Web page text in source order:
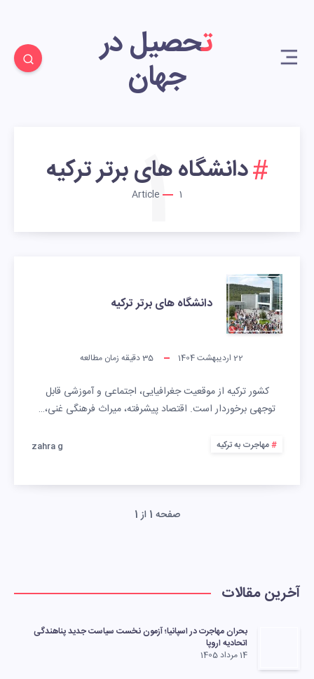
تحصیل در
جهان
دانشگاه‌ های برتر ترکیه
1
1
دانشگاه‌ های برتر ترکیه
22 اردیبهشت 1404 35دقیقه زمان مطالعه
کشور ترکیه از موقعیت جغرافیایی، اجتماعی و آموزشی قابل
توجهی برخوردار است. اقتصاد پیشرفته، میراث فرهنگی غنی،…
مهاجرت به ترکیه zahra g
صفحه 1 از 1
آخرین مقالات
بحران مهاجرت در اسپانیا؛ آزمون نخست سیاست جدید پناهندگی
اتحادیه اروپا
14 مرداد 1405